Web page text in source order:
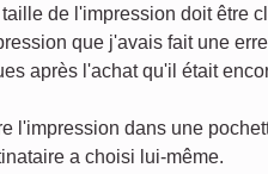
de l'impression doit être
que j'avais fait une
après l'achat qu'il était
l'impression dans une
a choisi lui-même.